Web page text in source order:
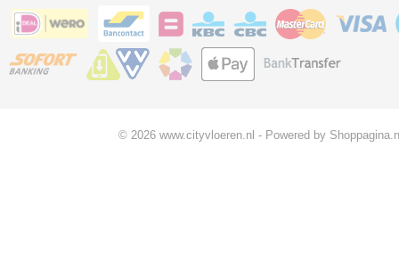
© 2026 www.cityvloeren.nl - Powered by